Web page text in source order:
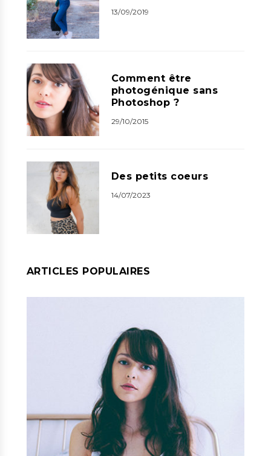
13/09/2019
Comment être
photogénique sans
Photoshop ?
29/10/2015
Des petits coeurs
14/07/2023
ARTICLES POPULAIRES